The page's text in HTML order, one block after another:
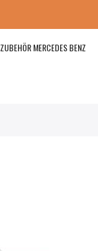
ZUBEHÖR MERCEDES BENZ